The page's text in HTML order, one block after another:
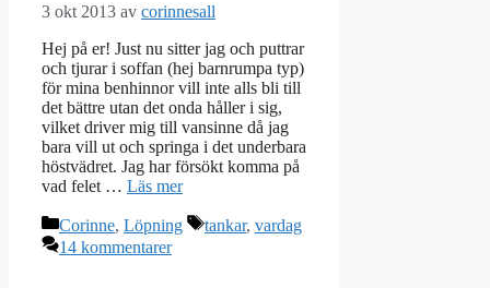
3 okt 2013 av corinnesall
Hej på er! Just nu sitter jag och puttrar
och tjurar i soffan (hej barnrumpa typ)
för mina benhinnor vill inte alls bli till
det bättre utan det onda håller i sig,
vilket driver mig till vansinne då jag
bara vill ut och springa i det underbara
höstvädret. Jag har försökt komma på
vad felet … Läs mer
Kategorier
Corinne, Löpning Etiketter
tankar, vardag
14 kommentarer